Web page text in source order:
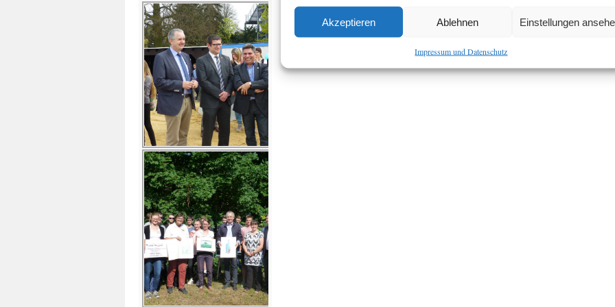
Akzeptieren Ablehnen Einstellungen
Impressum und Datenschutz